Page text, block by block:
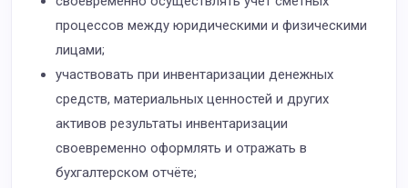
процессов между юридическими и физическими
лицами;
участвовать при инвентаризации денежных
средств, материальных ценностей и других
активов результаты инвентаризации
своевременно оформлять и отражать в
бухгалтерском отчёте;